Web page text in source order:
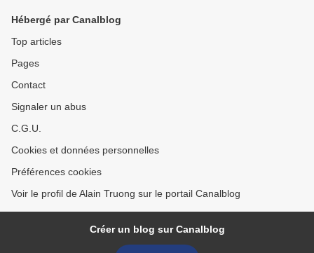
Hébergé par Canalblog
Top articles
Pages
Contact
Signaler un abus
C.G.U.
Cookies et données personnelles
Préférences cookies
Voir le profil de Alain Truong sur le portail Canalblog
Créer un blog sur Canalblog